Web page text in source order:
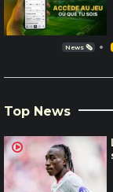
News 🗞️
Top News